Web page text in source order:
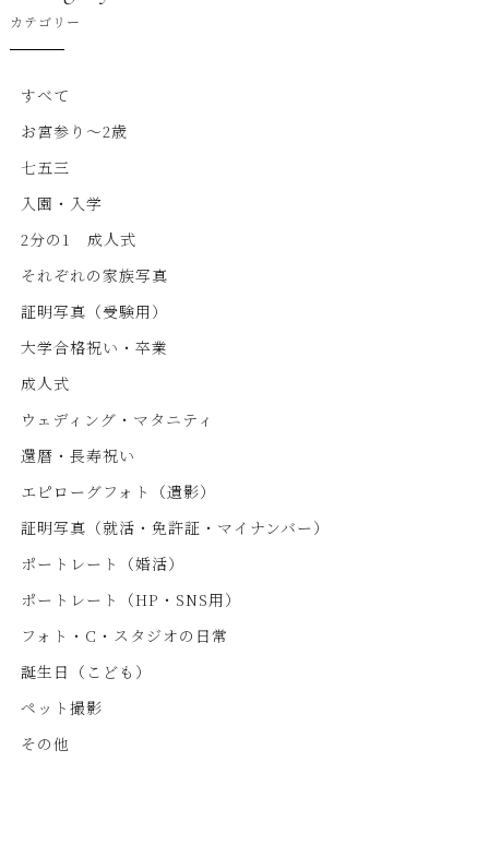
カテゴリー
すべて
お宮参り～2歳
七五三
入園・入学
2分の1 成人式
それぞれの家族写真
証明写真（受験用）
大学合格祝い・卒業
成人式
ウェディング・マタニティ
還暦・長寿祝い
エピローグフォト（遺影）
証明写真（就活・免許証・マイナンバー）
ポートレート（婚活）
ポートレート（HP・SNS用）
フォト・C・スタジオの日常
誕生日（こども）
ペット撮影
その他